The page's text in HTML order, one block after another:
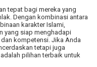
tepat bagi mereka yang
Dengan kombinasi antara
karakter Islami,
yang siap menghadapi
kompetensi. Jika Anda
tetapi juga
pilihan terbaik untuk